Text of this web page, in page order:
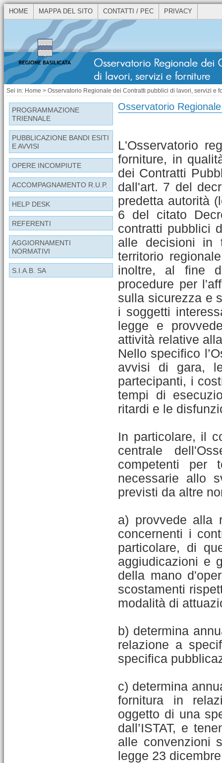
HOME MAPPA DEL SITO CONTATTI / PEC PRIVACY
Sei in: Home > Osservatorio Regionale dei Contratti pubblici di lavori, servizi e
PROGRAMMAZIONE
TRIENNALE
PUBBLICAZIONE BANDI ESITI
E AVVISI
OPERE INCOMPIUTE
ACCOMPAGNAMENTO R.U.P.
HELP DESK
REFERENTI
AGGIORNAMENTI
NORMATIVI
S.I.A.B. SA
Osservatorio
L'Osservatorio
forniture, in
dei Contratti
dall'art. 7 del
predetta autorità
6 del citato
contratti pubblici
alle decisioni in
territorio
inoltre, al fine
procedure per
sulla sicurezza e
i soggetti
legge e
attività relative
Nello specifico
avvisi di gara,
partecipanti, i
tempi di
ritardi e le
In particolare, il
centrale
competenti per
necessarie allo
previsti da altre
a) provvede alla
concernenti i
particolare, di
aggiudicazioni e
della mano
scostamenti
modalità di
b) determina
relazione a
specifica
c) determina
fornitura in
oggetto di una
dall’ISTAT, e
alle convenzioni
legge 23